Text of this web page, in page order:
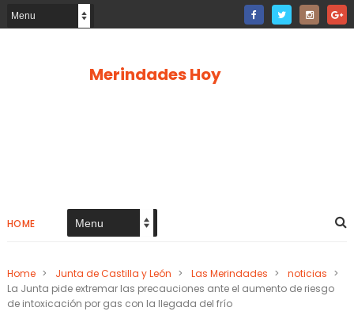
Merindades Hoy
HOME
Home > Junta de Castilla y León > Las Merindades > noticias >
La Junta pide extremar las precauciones ante el aumento de riesgo
de intoxicación por gas con la llegada del frío